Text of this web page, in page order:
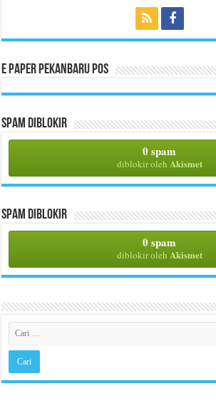
E Paper Pekanbaru Pos
Spam Diblokir
0 spam
diblokir oleh Akismet
Spam Diblokir
0 spam
diblokir oleh Akismet